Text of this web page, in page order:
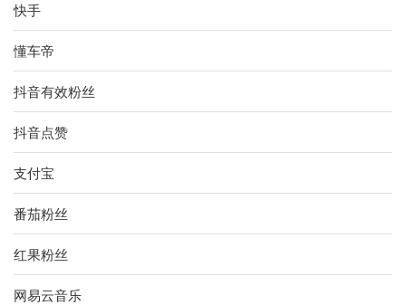
快手
懂车帝
抖音有效粉丝
抖音点赞
支付宝
番茄粉丝
红果粉丝
网易云音乐